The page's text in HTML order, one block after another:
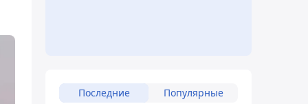
Последние Популярные